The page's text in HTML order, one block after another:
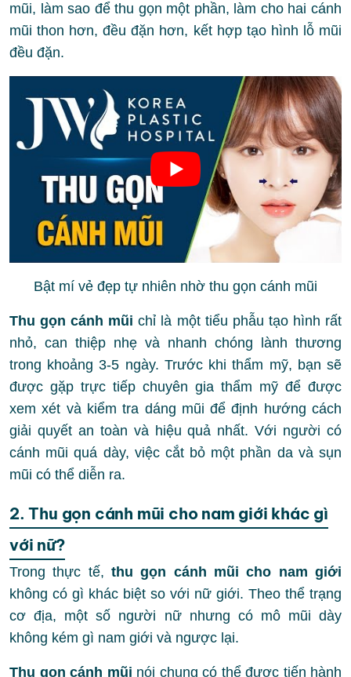
mũi, làm sao để thu gọn một phần, làm cho hai cánh
mũi thon hơn, đều đặn hơn, kết hợp tạo hình lỗ mũi
đều đặn.
Bật mí vẻ đẹp tự nhiên nhờ thu gọn cánh mũi
Thu gọn cánh mũi chỉ là một tiểu phẫu tạo hình rất
nhỏ, can thiệp nhẹ và nhanh chóng lành thương
trong khoảng 3-5 ngày. Trước khi thẩm mỹ, bạn sẽ
được gặp trực tiếp chuyên gia thẩm mỹ để được
xem xét và kiểm tra dáng mũi để định hướng cách
giải quyết an toàn và hiệu quả nhất. Với người có
cánh mũi quá dày, việc cắt bỏ một phần da và sụn
mũi có thể diễn ra.
2. Thu gọn cánh mũi cho nam giới khác gì
với nữ?
Trong thực tế, thu gọn cánh mũi cho nam giới
không có gì khác biệt so với nữ giới. Theo thể trạng
cơ địa, một số người nữ nhưng có mô mũi dày
không kém gì nam giới và ngược lại.
Thu gọn cánh mũi nói chung có thể được tiến hành